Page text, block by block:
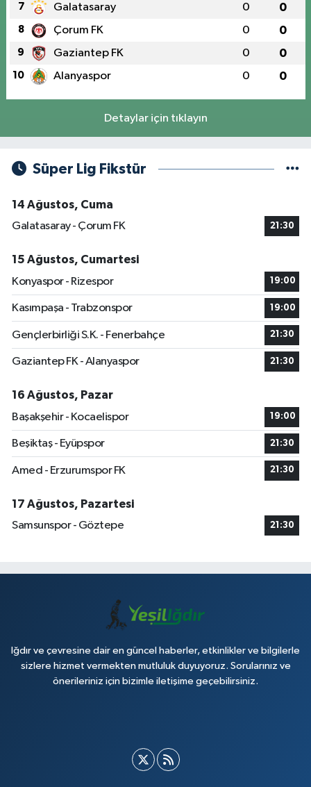
7 Galatasaray 0 0
8 Çorum FK 0 0
9 Gaziantep FK 0 0
10 Alanyaspor 0 0
Detaylar için tıklayın
Süper Lig Fikstür
14 Ağustos, Cuma
Galatasaray - Çorum FK
21:30
15 Ağustos, Cumartesi
Konyaspor - Rizespor
19:00
Kasımpaşa - Trabzonspor 19:00
Gençlerbirliği S.K. - Fenerbahçe 21:30
Gaziantep FK - Alanyaspor 21:30
16 Ağustos, Pazar
Başakşehir - Kocaelispor
19:00
Beşiktaş - Eyüpspor 21:30
Amed - Erzurumspor FK 21:30
17 Ağustos, Pazartesi
Samsunspor - Göztepe
21:30
Iğdır ve çevresine dair en güncel haberler, etkinlikler ve bilgilerle
sizlere hizmet vermekten mutluluk duyuyoruz. Sorularınız ve
önerileriniz için bizimle iletişime geçebilirsiniz.